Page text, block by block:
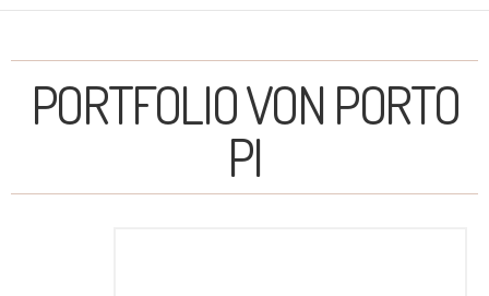
PORTFOLIO VON PORTO
PI